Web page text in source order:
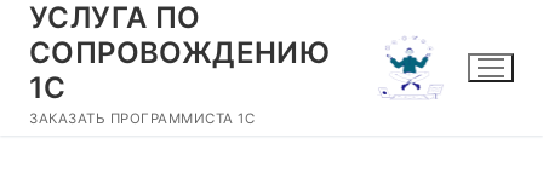
Перейти
содержимому
УСЛУГА ПО
СОПРОВОЖДЕНИЮ
1С
ЗАКАЗАТЬ ПРОГРАММИСТА 1С